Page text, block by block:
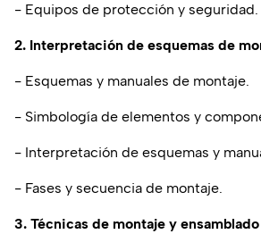
- Equipos de protección y seguridad.
2. Interpretación de esquemas de
- Esquemas y manuales de montaje.
- Simbología de elementos y
- Interpretación de esquemas y
- Fases y secuencia de montaje.
3. Técnicas de montaje y ensamblado